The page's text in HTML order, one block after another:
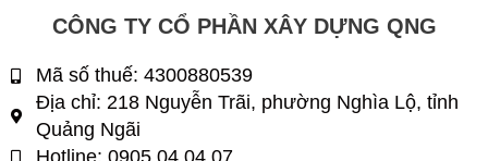
CÔNG TY CỔ PHẦN XÂY DỰNG QNG
Mã số thuế: 4300880539
Địa chỉ: 218 Nguyễn Trãi, phường Nghìa Lộ, tỉnh
Quảng Ngãi
Hotline: 0905 04 04 07